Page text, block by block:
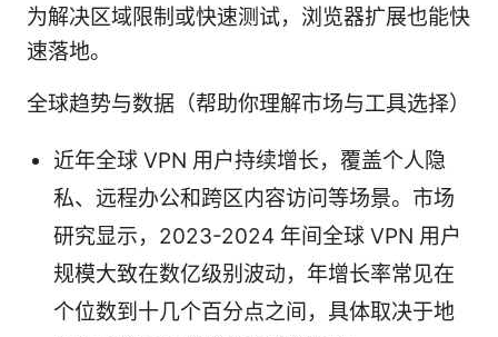
为解决区域限制或快速测试，浏览器扩展也能快
速落地。
全球趋势与数据（帮助你理解市场与工具选择）
近年全球 VPN 用户持续增长，覆盖个人隐
私、远程办公和跨区内容访问等场景。市场
研究显示，2023-2024 年间全球 VPN 用户
规模大致在数亿级别波动，年增长率常见在
个位数到十几个百分点之间，具体取决于地